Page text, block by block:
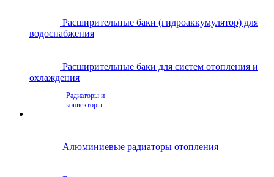
Расширительные баки (гидроаккумулятор) для
водоснабжения
Расширительные баки для систем отопления и
охлаждения
Радиаторы и
конвекторы
Алюминиевые радиаторы отопления